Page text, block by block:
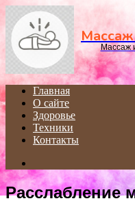
Массаж
Главная
О сайте
Здоровье
Техники
Контакты
for
Расслабление